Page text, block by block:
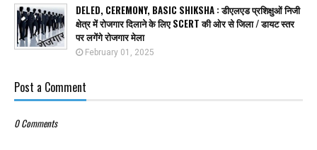
DELED, CEREMONY, BASIC SHIKSHA : डीएलएड प्रशिक्षुओं निजी
क्षेत्र में रोजगार दिलाने के लिए SCERT की ओर से जिला / डायट स्तर
पर लगेंगे रोजगार मेला
February 01, 2025
Post a Comment
0 Comments